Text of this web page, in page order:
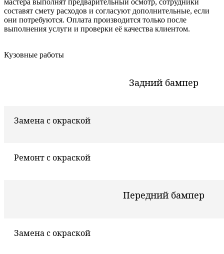
мастера выполнят предварительный осмотр, сотрудники
составят смету расходов и согласуют дополнительные, если
они потребуются. Оплата производится только после
выполнения услуги и проверки её качества клиентом.
Кузовные работы
Задний бампер
Замена с окраской
Ремонт с окраской
Передний бампер
Замена с окраской